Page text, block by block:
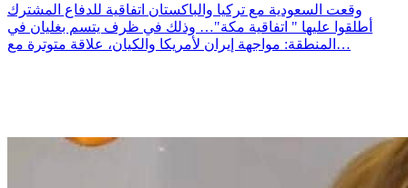
وقعت السعودية مع تركيا والباكستان اتفاقية للدفاع المشترك
أطلقوا عليها " اتفاقية مكة"… وذلك في ظرف يتسم بغليان في
المنطقة: مواجهة إيران لأمريكا والكيان، علاقة متوترة مع…